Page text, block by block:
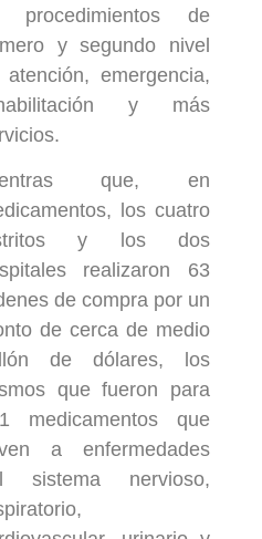
procedimientos de
y segundo nivel
atención, emergencia,
y más
que, en
los cuatro
y los dos
realizaron 63
de compra por un
de cerca de medio
de dólares, los
que fueron para
medicamentos que
a enfermedades
sistema nervioso,